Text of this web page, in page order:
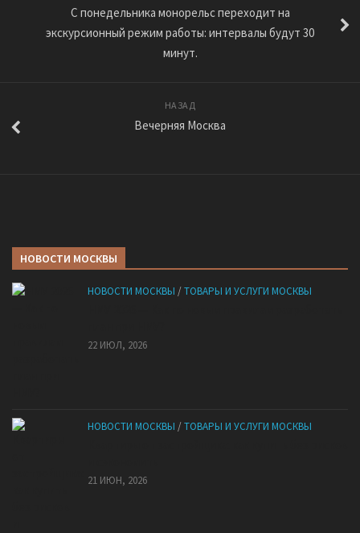
С понедельника монорельс переходит на
экскурсионный режим работы: интервалы будут 30
минут.
НАЗАД
Вечерняя Москва
НОВОСТИ МОСКВЫ
НОВОСТИ МОСКВЫ /ТОВАРЫ И УСЛУГИ МОСКВЫ
22 ИЮЛ, 2026
НОВОСТИ МОСКВЫ /ТОВАРЫ И УСЛУГИ МОСКВЫ
21 ИЮН, 2026